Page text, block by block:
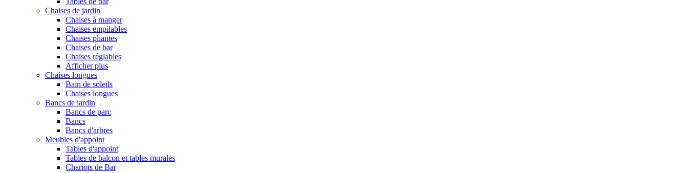
Chaises de jardin
Chaises à manger
Chaises empilables
Chaises pliantes
Chaises de bar
Chaises réglables
Afficher plus
Chaises longues
Bain de soleils
Chaises longues
Bancs de jardin
Bancs de parc
Bancs
Bancs d'arbres
Meubles d'appoint
Tables d'appoint
Tables de balcon et tables murales
Chariots de Bar